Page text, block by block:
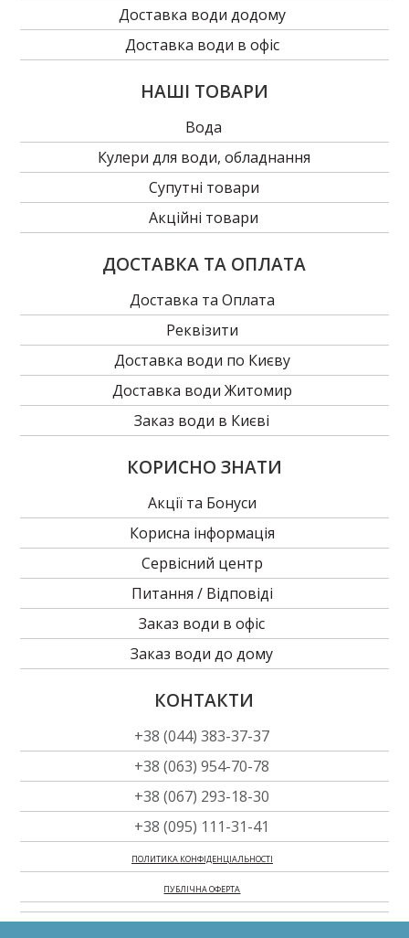
Доставка води додому
Доставка води в офіс
НАШІ ТОВАРИ
Вода
Кулери для води, обладнання
Супутні товари
Акційні товари
ДОСТАВКА ТА ОПЛАТА
Доставка та Оплата
Реквізити
Доставка води по Києву
Доставка води Житомир
Заказ води в Києві
КОРИСНО ЗНАТИ
Акції та Бонуси
Корисна інформація
Сервісний центр
Питання / Відповіді
Заказ води в офіс
Заказ води до дому
КОНТАКТИ
+38 (044) 383-37-37
+38 (063) 954-70-78
+38 (067) 293-18-30
+38 (095) 111-31-41
ПОЛИТИКА КОНФІДЕНЦІАЛЬНОСТІ
ПУБЛІЧНА ОФЕРТА